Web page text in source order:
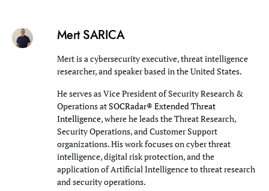
Mert SARICA
Mert is a cybersecurity executive, threat intelligence
researcher, and speaker based in the United States.
He serves as Vice President of Security Research &
Operations atSOCRadar® Extended Threat
Intelligence, where he leads the Threat Research,
Security Operations, and Customer Support
organizations. His work focuses on cyber threat
intelligence, digital risk protection, and the
application of Artificial Intelligence to threat research
and security operations.